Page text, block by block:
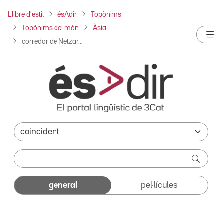
Llibre d'estil ésAdir Topònims
Topònims del món Àsia
corredor de Netzar...
general pel·lícules